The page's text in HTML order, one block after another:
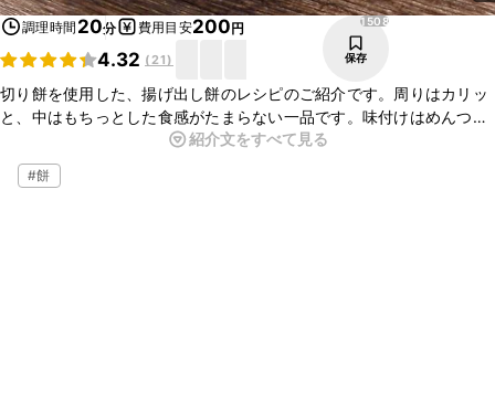
調理時間 20分 費用目安200円
4.32 (21)
1508
保存
切り餅を使用した、揚げ出し餅のレシピのご紹介です。周りはカリッ
と、中はもちっとした食感がたまらない一品です。味付けはめんつゆ
ベースなので、とても簡単につくれますよ。この機会に、ぜひ一度
作ってみてくださいね！
紹介文をすべて見る
#餅